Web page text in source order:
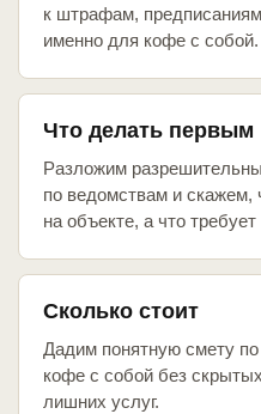
к штрафам,
именно для кофе с собой.
Что делать первым
Разложим
по ведомствам и скажем,
на объекте, а что
Сколько стоит
Дадим понятную смету
кофе с собой без
лишних услуг.